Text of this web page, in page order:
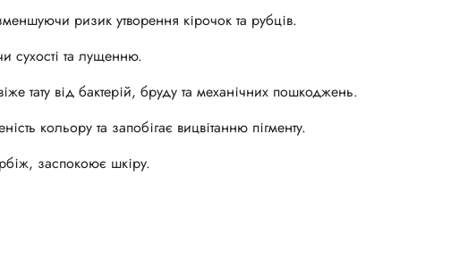
ризик утворення кірочок та рубців.
сухості та лущенню.
тату від бактерій, бруду та механічних пошкоджень.
кольору та запобігає вицвітанню пігменту.
заспокоює шкіру.